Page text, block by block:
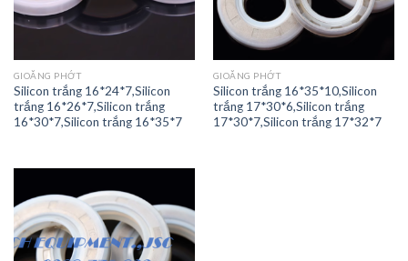
GIOĂNG PHỚT
Silicon trắng 16*24*7,Silicon
trắng 16*26*7,Silicon trắng
16*30*7,Silicon trắng 16*35*7
GIOĂNG PHỚT
Silicon trắng 16*35*10,Silicon
trắng 17*30*6,Silicon trắng
17*30*7,Silicon trắng 17*32*7